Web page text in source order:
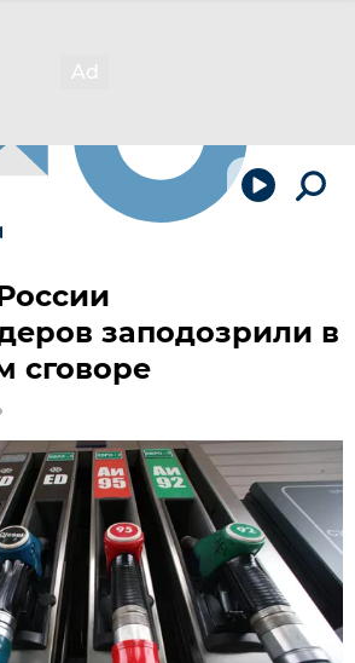
заподозрили в
сговоре